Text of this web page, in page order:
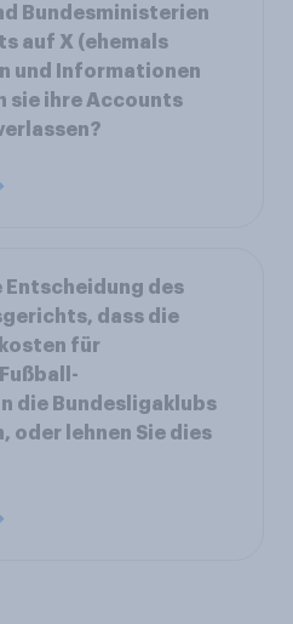
Bundesministerien
auf X (ehemals
und Informationen
sie ihre Accounts
Entscheidung des
dass die
für
die Bundesligaklubs
oder lehnen Sie dies